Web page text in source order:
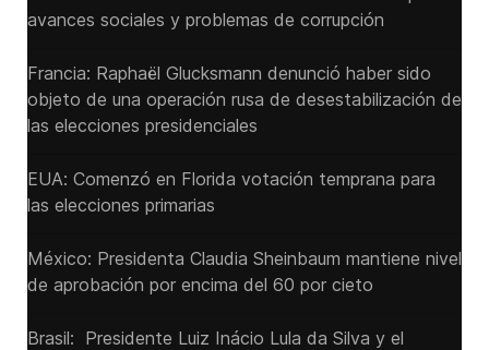
avances sociales y problemas de corrupción
Francia: Raphaël Glucksmann denunció haber sido
objeto de una operación rusa de desestabilización de
las elecciones presidenciales
EUA: Comenzó en Florida votación temprana para
las elecciones primarias
México: Presidenta Claudia Sheinbaum mantiene nivel
de aprobación por encima del 60 por cieto
Brasil: Presidente Luiz Inácio Lula da Silva y el